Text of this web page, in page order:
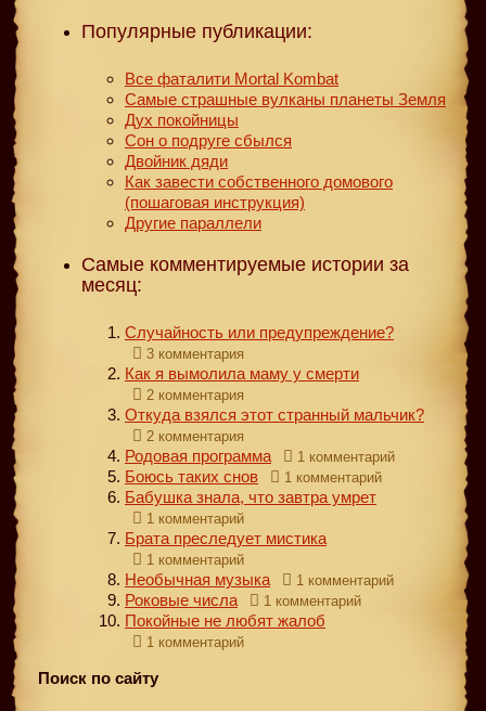
Популярные публикации:
Все фаталити Mortal Kombat
Самые страшные вулканы планеты Земля
Дух покойницы
Сон о подруге сбылся
Двойник дяди
Как завести собственного домового
(пошаговая инструкция)
Другие параллели
Самые комментируемые истории за
месяц:
Случайность или предупреждение?
3 комментария
Как я вымолила маму у смерти
2 комментария
Откуда взялся этот странный мальчик?
2 комментария
Родовая программа 1 комментарий
Боюсь таких снов 1 комментарий
Бабушка знала, что завтра умрет
1 комментарий
Брата преследует мистика
1 комментарий
Необычная музыка 1 комментарий
Роковые числа 1 комментарий
Покойные не любят жалоб
1 комментарий
Поиск по сайту